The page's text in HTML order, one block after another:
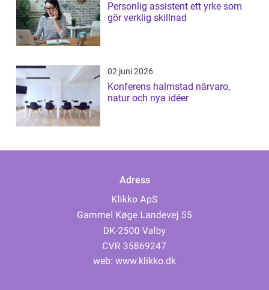
Personlig assistent ett yrke som
gör verklig skillnad
02 juni 2026
Konferens halmstad närvaro,
natur och nya idéer
Adress
web: www.klikko.dk